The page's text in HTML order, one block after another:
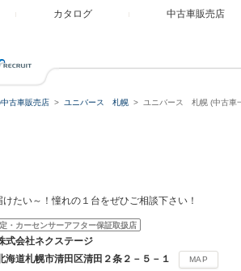
カタログ 中古車販売店
古車販売店 ユニバース 札幌 ユニバース 札幌 (中古車
けたい～！憧れの１台をぜひご相談下さい！
・カーセンサーアフター保証取扱店
式会社ネクステージ
海道札幌市清田区清田２条２－５－１ MAP